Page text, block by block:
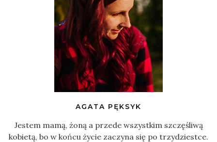
AGATA PĘKSYK
Jestem mamą, żoną a przede wszystkim szczęśliwą
kobietą, bo w końcu życie zaczyna się po trzydziestce.